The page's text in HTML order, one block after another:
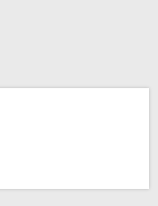
など